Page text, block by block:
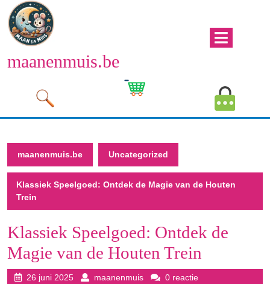
Naar
de
inhoud
maanenmuis.be
Winkelwagen
maanenmuis.be Uncategorized
Klassiek Speelgoed: Ontdek de Magie van de Houten
Trein
Klassiek Speelgoed: Ontdek de
Magie van de Houten Trein
26 juni 202526
maanenmuismaanenmuis
0 reactie